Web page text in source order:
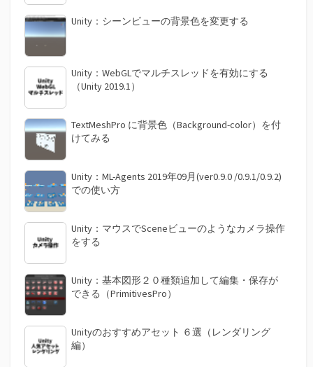
Unity：シーンビューの背景色を変更する
Unity：WebGLでマルチスレッドを有効にする
（Unity 2019.1）
TextMeshPro に背景色（Background-color）を付
けてみる
Unity：ML-Agents 2019年09月(ver0.9.0 /0.9.1/0.9.2)
での使い方
Unity：マウスでSceneビューのようなカメラ操作
をする
Unity：基本図形２０種類追加して編集・保存が
できる（PrimitivesPro）
Unityのおすすめアセット ６選（レンダリング
編）